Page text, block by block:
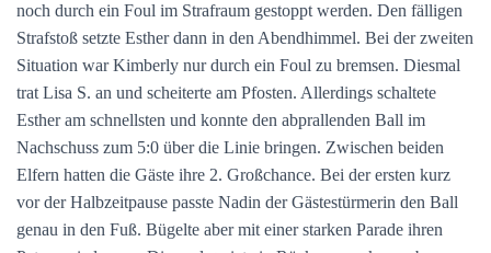
noch durch ein Foul im Strafraum gestoppt werden. Den fälligen
Strafstoß setzte Esther dann in den Abendhimmel. Bei der zweiten
Situation war Kimberly nur durch ein Foul zu bremsen. Diesmal
trat Lisa S. an und scheiterte am Pfosten. Allerdings schaltete
Esther am schnellsten und konnte den abprallenden Ball im
Nachschuss zum 5:0 über die Linie bringen. Zwischen beiden
Elfern hatten die Gäste ihre 2. Großchance. Bei der ersten kurz
vor der Halbzeitpause passte Nadin der Gästestürmerin den Ball
genau in den Fuß. Bügelte aber mit einer starken Parade ihren